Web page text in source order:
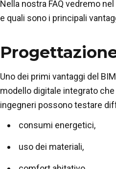
Nella nostra FAQ vedremo
e quali sono i principali
Uno dei primi vantaggi del
modello digitale integrato
ingegneri possono testare
consumi energetici,
uso dei materiali,